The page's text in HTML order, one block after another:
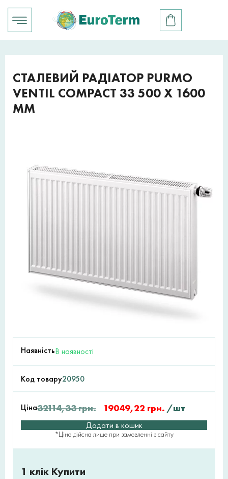
СТАЛЕВИЙ РАДІАТОР PURMO
VENTIL COMPACT 33 500 X 1600
ММ
НаявністьВ наявності
Код товару20950
Ціна32114,33грн. 19049,22 грн. /шт
Додати в кошик
*Ціна дійсна лише при замовленні з сайту
1 клік Купити